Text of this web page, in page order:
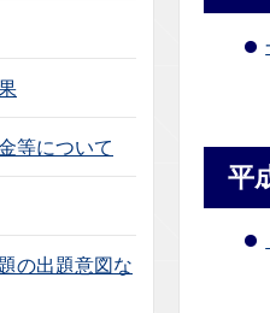
等について
の出題意図な
平